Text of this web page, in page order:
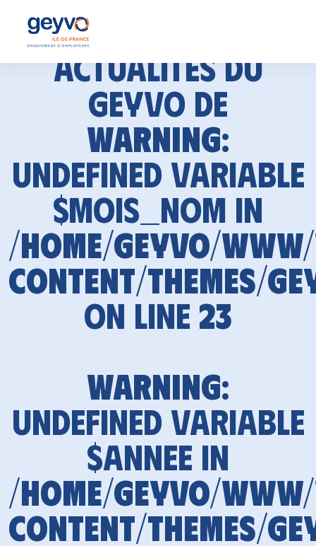
Actualités du
GEYVO de
Warning:
Undefined variable
$mois_nom in
/home/geyvo/
content/themes/
on line 23
Warning:
Undefined variable
$annee in
/home/geyvo/
content/themes/